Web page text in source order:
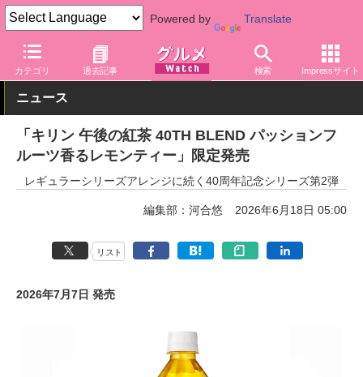
Powered by Translate
カテゴリ 過去記事 検索 Impressサイト
グルメ Watch メーカー 飲料・アルコール キリン
ニュース
「キリン 午後の紅茶 40TH BLEND パッションフ
ルーツ香るレモンティー」限定発売
レギュラーシリーズアレンジに続く40周年記念シリーズ第2弾
編集部：河合悠 2026年6月18日 05:00
リスト
2026年7月7日 発売